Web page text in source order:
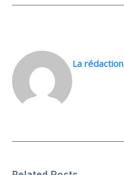
La rédaction